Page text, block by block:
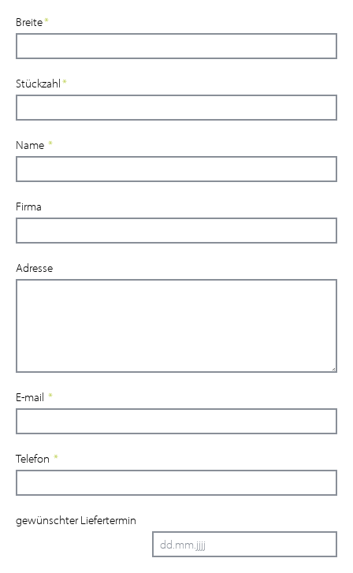
Breite*
Stückzahl*
Name *
Firma
Adresse
E-mail *
Telefon *
gewünschter Liefertermin